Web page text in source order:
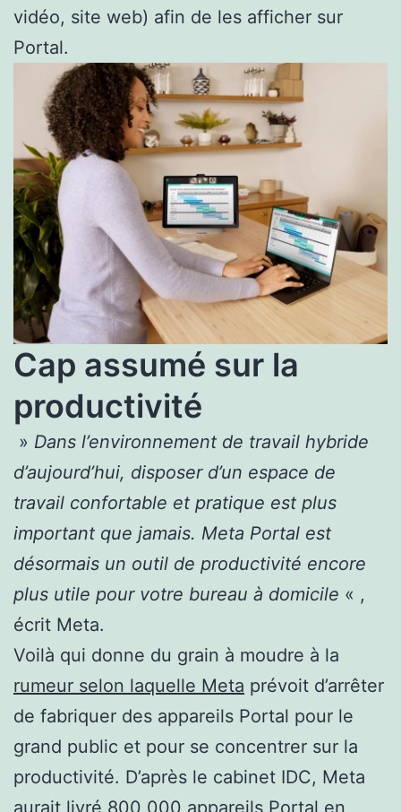
vidéo, site web) afin de les afficher sur
Portal.
Cap assumé sur la
productivité
» Dans l’environnement de travail hybride
d’aujourd’hui, disposer d’un espace de
travail confortable et pratique est plus
important que jamais. Meta Portal est
désormais un outil de productivité encore
plus utile pour votre bureau à domicile « ,
écrit Meta.
Voilà qui donne du grain à moudre à la
rumeur selon laquelle Meta prévoit d’arrêter
de fabriquer des appareils Portal pour le
grand public et pour se concentrer sur la
productivité. D’après le cabinet IDC, Meta
aurait livré 800 000 appareils Portal en